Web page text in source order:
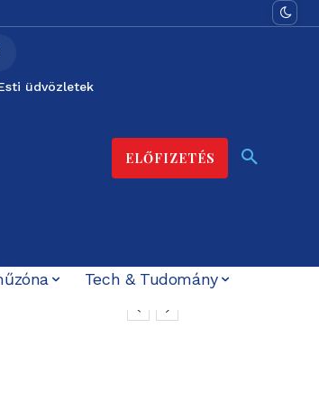
üdvözletek
ELŐFIZETÉS
Tech & Tudomány
–